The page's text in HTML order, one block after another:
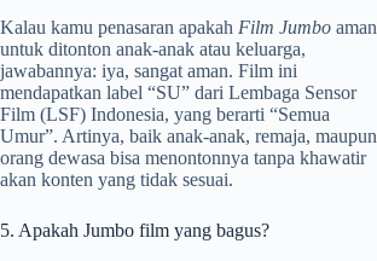
Kalau kamu penasaran apakah Film Jumbo aman
untuk ditonton anak-anak atau keluarga,
jawabannya: iya, sangat aman. Film ini
mendapatkan label “SU” dari Lembaga Sensor
Film (LSF) Indonesia, yang berarti “Semua
Umur”. Artinya, baik anak-anak, remaja, maupun
orang dewasa bisa menontonnya tanpa khawatir
akan konten yang tidak sesuai.
5. Apakah Jumbo film yang bagus?